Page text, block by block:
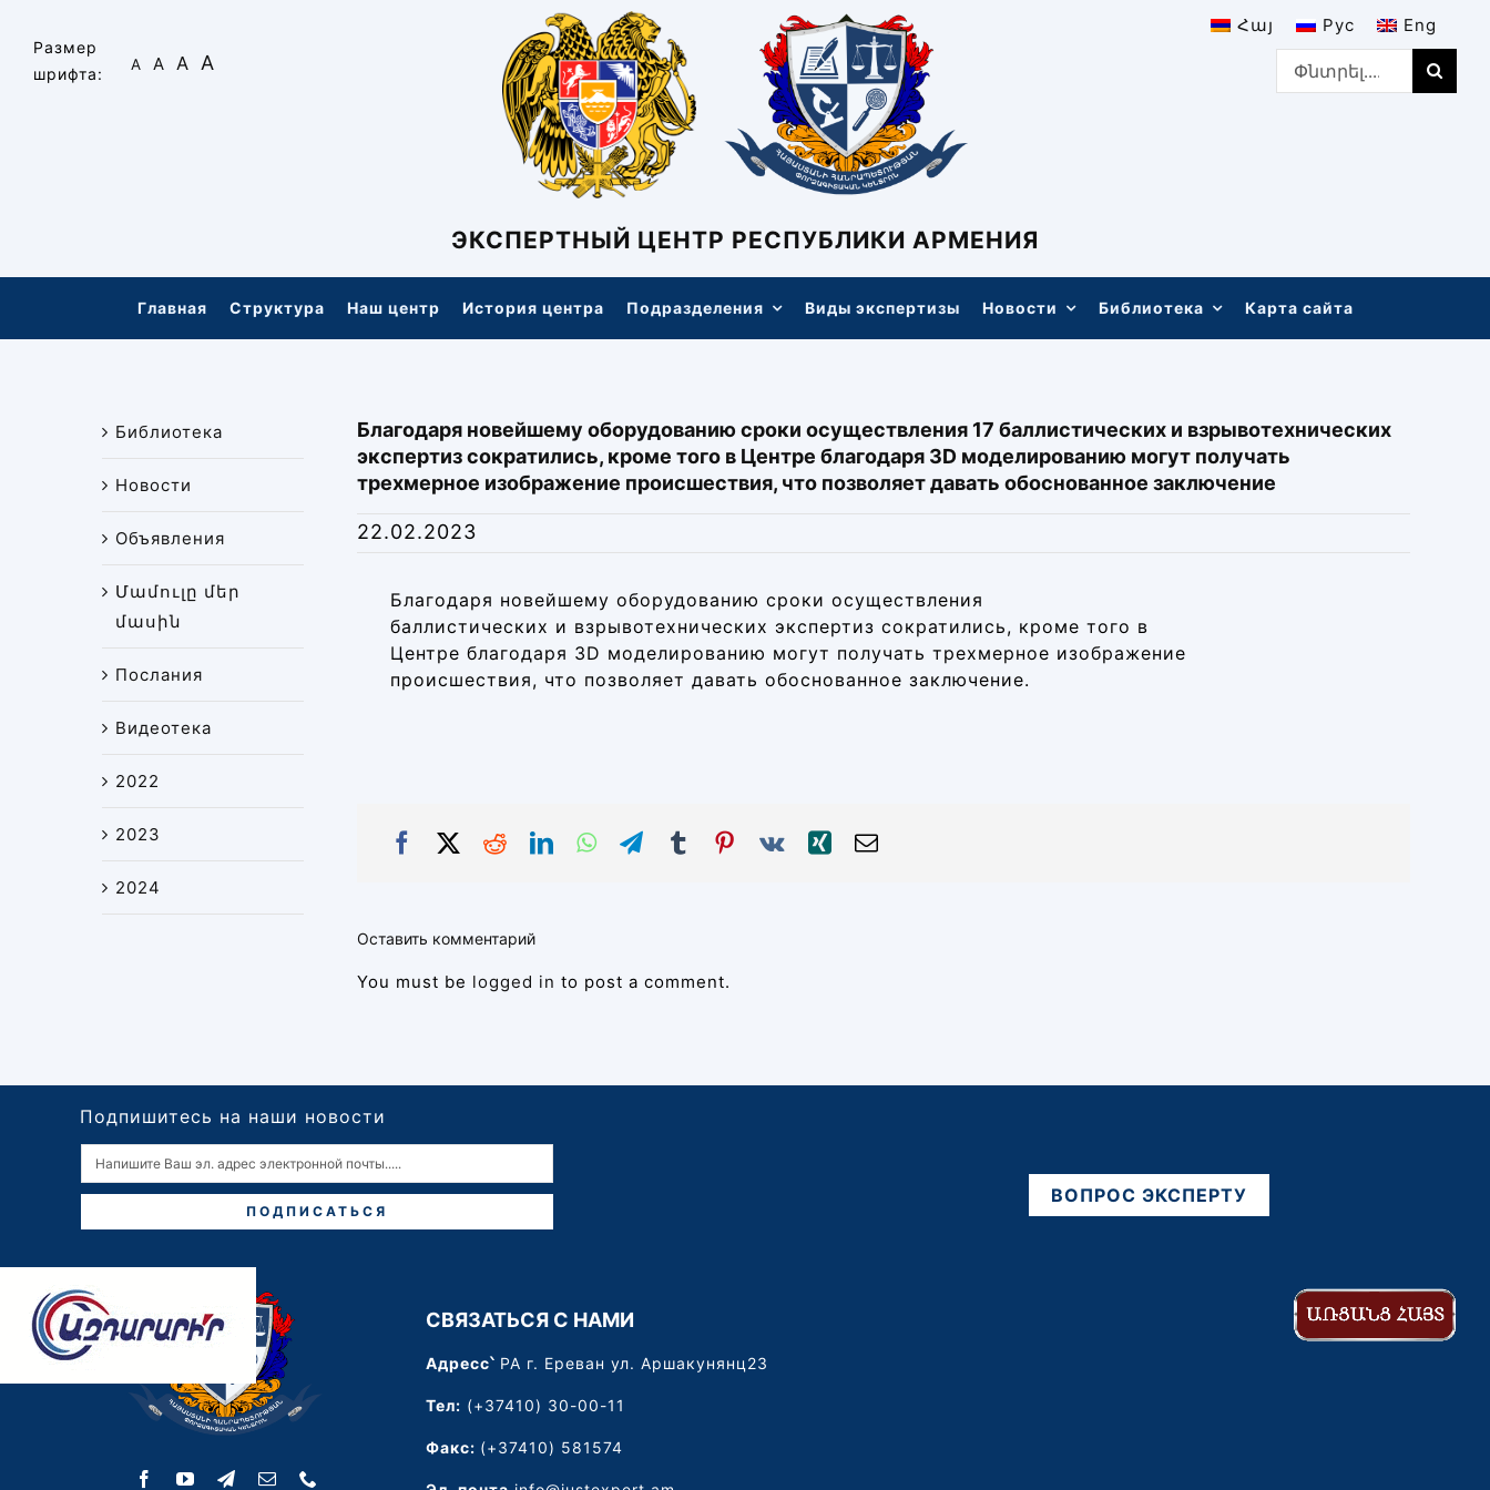
content
Размер
шрифта:
А А А А
Հայ Рус
Eng
Search
for:
ЭКСПЕРТНЫЙ ЦЕНТР РЕСПУБЛИКИ АРМЕНИЯ
Главная Структура Наш центр История центра Подразделения Виды экспертизы Новости Библиотека Карта сайта
Библиотека
Новости
Объявления
Մամուլը մեր
մասին
Послания
Видеотека
2022
2023
2024
Благодаря новейшему оборудованию сроки осуществления 17 баллистических и взрывотехнических
экспертиз сократились, кроме того в Центре благодаря 3D моделированию могут получать
трехмерное изображение происшествия, что позволяет давать обоснованное заключение
22.02.2023
Благодаря новейшему оборудованию сроки осуществления
баллистических и взрывотехнических экспертиз сократились, кроме того в
Центре благодаря 3D моделированию могут получать трехмерное изображение
происшествия, что позволяет давать обоснованное заключение.
Оставить комментарий
You must be logged in to post a comment.
Подпишитесь на наши новости
ВОПРОС ЭКСПЕРТУ
ПОДПИСАТЬСЯ
СВЯЗАТЬСЯ С НАМИ
Адресс՝РА г. Ереван ул. Аршакунянц23
Тел: (+37410) 30-00-11
Факс: (+37410) 581574